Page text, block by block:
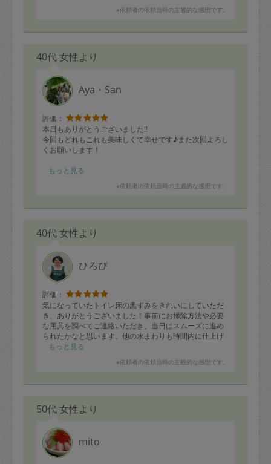
※依頼者の依頼当時の主観的な感想です。
40代 女性より
Aya・San
評価：
本日もありがとうございました‼︎
今回もどれもこれも美味しくて幸せです♪また次回よろし
くお願いします！
・鯵の南蛮漬け
・そら豆とエビのかき揚げ
・ひじきの煮物
・豚肉の甜麺醤炒め
もっと見る
※依頼者の依頼当時の主観的な感想です。
40代 女性より
ひろぴ
評価：
気になっていたトイレ床の黒ずみをきれいにしていただ
き、ありがとうございました！事前にお掃除方法や必要
な用具を調べてご連絡いただき、当日はスムーズに進め
られたかなと思います。他の水まわりも時間内に仕上げ
ていただきました。またよろしくお願いします。
もっと見る
※依頼者の依頼当時の主観的な感想です。
50代 女性より
mito